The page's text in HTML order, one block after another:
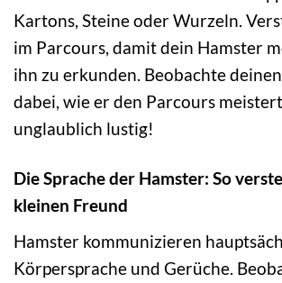
Kartons, Steine oder Wurzeln.
im Parcours, damit dein Hamster
ihn zu erkunden. Beobachte
dabei, wie er den Parcours
unglaublich lustig!
Die Sprache der Hamster: So
kleinen Freund
Hamster kommunizieren
Körpersprache und Gerüche.